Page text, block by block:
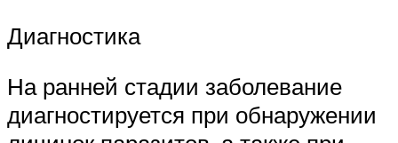
Диагностика
На ранней стадии заболевание
диагностируется при обнаружении